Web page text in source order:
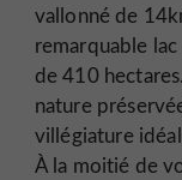
vallonné de
remarquable
de 410
nature
villégiature
À la moitié de